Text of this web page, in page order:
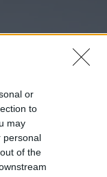
or
to
may
personal
of the